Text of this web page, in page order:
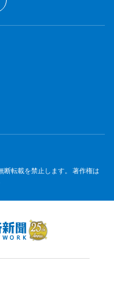
断転載を禁止します。 著作権は